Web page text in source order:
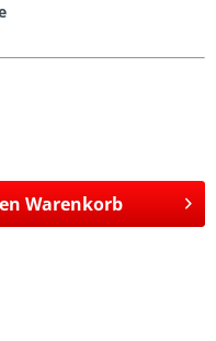
Warenkorb